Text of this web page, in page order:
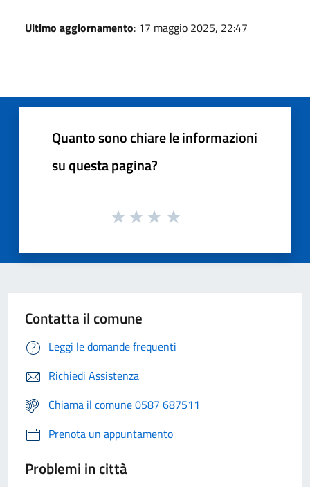
Ultimo aggiornamento: 17 maggio 2025, 22:47
Quanto sono chiare le informazioni
su questa pagina?
Contatta il comune
Leggi le domande frequenti
Richiedi Assistenza
Chiama il comune 0587 687511
Prenota un appuntamento
Problemi in città